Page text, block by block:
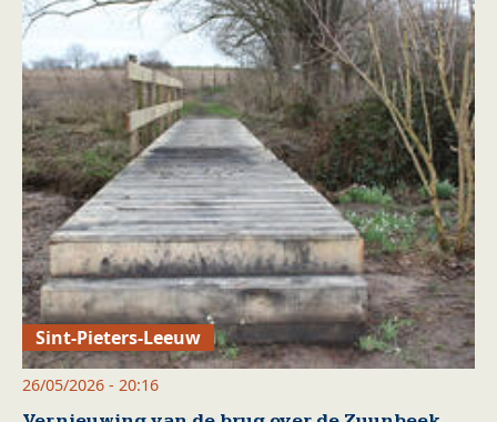
Sint-Pieters-Leeuw
26/05/2026 - 20:16